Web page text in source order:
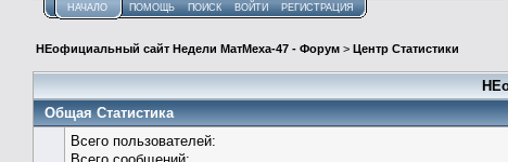
НАЧАЛО ПОМОЩЬ ПОИСК ВОЙТИ РЕГИСТРАЦИЯ
НЕофициальный сайт Недели МатМеха-47 - Форум > Центр Статистики
Общая Статистика
Всего пользователей: